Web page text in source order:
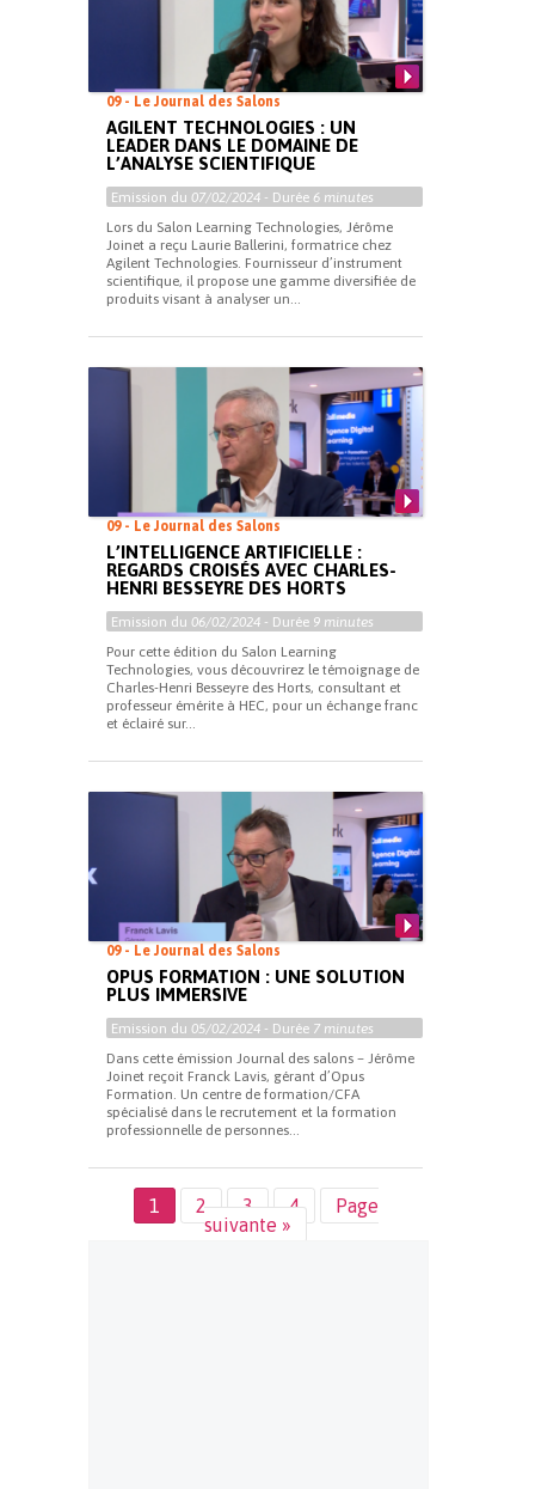
09 - Le Journal des Salons
AGILENT TECHNOLOGIES : UN
LEADER DANS LE DOMAINE DE
L’ANALYSE SCIENTIFIQUE
Emission du 07/02/2024 - Durée 6 minutes
Lors du Salon Learning Technologies, Jérôme
Joinet a reçu Laurie Ballerini, formatrice chez
Agilent Technologies. Fournisseur d’instrument
scientifique, il propose une gamme diversifiée de
produits visant à analyser un...
09 - Le Journal des Salons
L’INTELLIGENCE ARTIFICIELLE :
REGARDS CROISÉS AVEC CHARLES-
HENRI BESSEYRE DES HORTS
Emission du 06/02/2024 - Durée 9 minutes
Pour cette édition du Salon Learning
Technologies, vous découvrirez le témoignage de
Charles-Henri Besseyre des Horts, consultant et
professeur émérite à HEC, pour un échange franc
et éclairé sur...
09 - Le Journal des Salons
OPUS FORMATION : UNE SOLUTION
PLUS IMMERSIVE
Emission du 05/02/2024 - Durée 7 minutes
Dans cette émission Journal des salons – Jérôme
Joinet reçoit Franck Lavis, gérant d’Opus
Formation. Un centre de formation/CFA
spécialisé dans le recrutement et la formation
professionnelle de personnes...
1 2 3 4
Page
suivante »